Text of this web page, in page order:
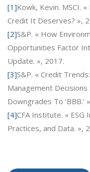
[1]Kowk, Kevin. MSCI.
Credit It Deserves? »,
[2]S&P. « How
Opportunities Factor
Update. », 2017.
[3]S&P. « Credit Trends:
Management
Downgrades To ‘BBB.’
[4]CFA Institute. «
Practices, and Data. »,